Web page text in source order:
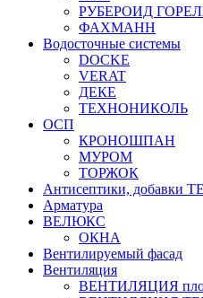
РУБЕРОИД
ФАХМАНН
Водосточные системы
DOCKE
VERAT
ДЕКЕ
ТЕХНОНИКОЛЬ
ОСП
КРОНОШПАН
МУРОМ
ТОРЖОК
Антисептики,
Арматура
ВЕЛЮКС
ОКНА
Вентилируемый фасад
Вентиляция
ВЕНТИЛЯЦИЯ